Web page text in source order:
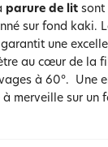
parure de lit sont
sur fond kaki.
une
au cœur de la
à 60°. Une
merveille sur un